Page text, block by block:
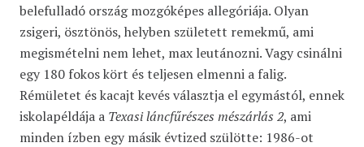
belefulladó ország mozgóképes allegóriája. Olyan
zsigeri, ösztönös, helyben született remekmű, ami
megismételni nem lehet, max leutánozni. Vagy csinálni
egy 180 fokos kört és teljesen elmenni a falig.
Rémületet és kacajt kevés választja el egymástól, ennek
iskolapéldája a Texasi láncfűrészes mészárlás 2, ami
minden ízben egy másik évtized szülötte: 1986-ot